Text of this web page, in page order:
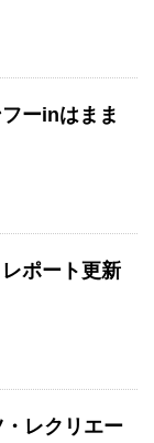
ーinはまま
ポート更新
レクリエー